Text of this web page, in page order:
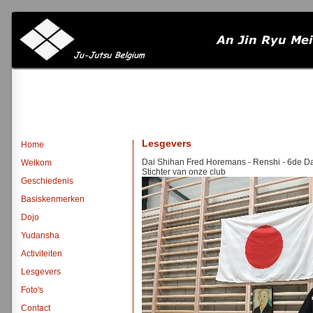
Home
Welkom
Geschiedenis
Basiskenmerken
Dojo
Yudansha
Activiteiten
Lesgevers
Foto's
Contact
Lesgevers
Dai Shihan Fred Horemans - Renshi - 6de
Stichter van onze club